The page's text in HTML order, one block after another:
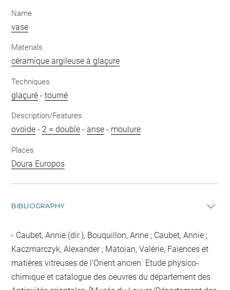
Name
vase
Materials
céramique argileuse à glaçure
Techniques
glaçuré -tourné
Description/Features
ovoïde - 2 = double -anse - moulure
Places
Doura Europos
BIBLIOGRAPHY
Caubet, Annie (dir.), Bouquillon, Anne ; Caubet, Annie ;
Kaczmarczyk, Alexander ; Matoïan, Valérie, Faïences et
matières vitreuses de l'Orient ancien. Etude physico-
chimique et catalogue des oeuvres du département des